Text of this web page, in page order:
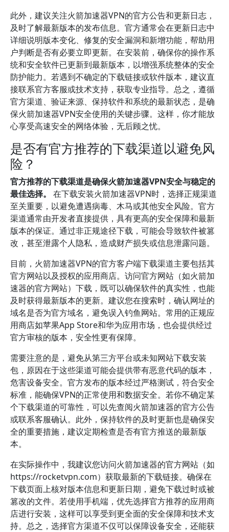
此外，建议关注火箭加速器VPN的官方公告和更新日志，
及时了解最新版本的发布信息。官方通常会在更新日志中
详细说明版本变化、修复的安全漏洞和新增功能，帮助用
户判断是否有必要立即更新。在安装前，确保你的操作系
统和安全软件已更新到最新版本，以增强系统整体的安全
防护能力。若遇到不确定的下载链接或软件版本，建议直
接联系官方客服或技术支持，获取专业指导。总之，遵循
官方渠道、验证来源、保持软件和系统的最新状态，是确
保火箭加速器VPN安全使用的关键步骤。这样，你才能放
心享受高速安全的网络体验，无后顾之忧。
是否有官方推荐的下载渠道以避免风
险？
官方推荐的下载渠道是确保火箭加速器VPN安全与稳定的
最佳选择。
在下载安装火箭加速器VPN时，选择正规渠道
至关重要，以避免遭遇病毒、木马或其他安全风险。官方
渠道通常由开发者直接提供，具有更高的安全保障和最新
版本的保证。通过非正规途径下载，可能会导致软件被篡
改，甚至泄露个人隐私，造成财产损失或信息泄露问题。
目前，火箭加速器VPN的官方客户端下载渠道主要包括其
官方网站以及授权的应用商店。访问官方网站（如火箭加
速器的官方网站）下载，既可以确保软件的真实性，也能
及时获得最新版本的更新。建议您在搜索时，确认网址的
域名是否为官方域名，避免误入钓鱼网站。常用的正规应
用商店如苹果App Store和华为应用市场，也会提供经过
官方审核的版本，安全性更有保障。
需要注意的是，避免从第三方平台或未知网站下载安装
包，原因在于这些渠道可能会提供带有恶意代码的版本，
危害设备安全。官方发布的版本经过严格测试，符合安全
标准，能确保VPN的正常使用和数据安全。若你不确定某
个下载渠道的可靠性，可以先查阅火箭加速器的官方公告
或联系客服确认。此外，保持软件的及时更新也是确保安
全的重要措施，建议定期检查是否有官方推送的最新版
本。
在实际操作中，我建议您访问火箭加速器的官方网站（如
https://rocketvpn.com）获取最新的下载链接。确保在
下载页面上核对版本信息和更新日期，避免下载过时或被
篡改的文件。若使用手机端，优先选择官方推荐的应用商
店进行安装，这样可以享受到更全面的安全保障和技术支
持。总之，选择官方渠道不仅可以保障设备安全，还能获